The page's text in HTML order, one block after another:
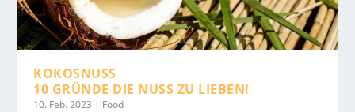
KOKOSNUSS
10 GRÜNDE DIE NUSS ZU LIEBEN!
10. Feb. 2023 | Food